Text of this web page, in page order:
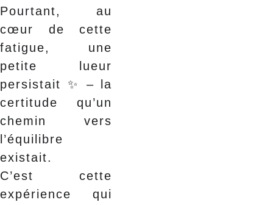
Pourtant, au
cœur de cette
fatigue, une
petite lueur
persistait ✨ – la
certitude qu’un
chemin vers
l’équilibre
existait.
C’est cette
expérience qui